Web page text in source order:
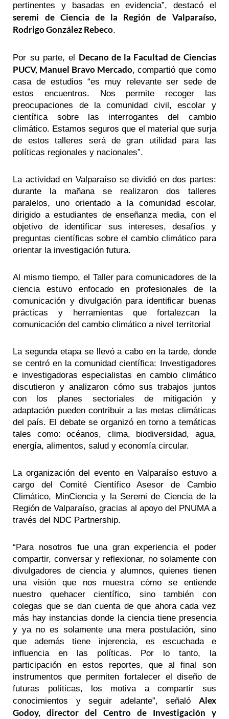
pertinentes y basadas en evidencia”, destacó el
seremi de Ciencia de la Región de Valparaíso,
Rodrigo González Rebeco.
Por su parte, el Decano de la Facultad de Ciencias
PUCV, Manuel Bravo Mercado, compartió que como
casa de estudios “es muy relevante ser sede de
estos encuentros. Nos permite recoger las
preocupaciones de la comunidad civil, escolar y
científica sobre las interrogantes del cambio
climático. Estamos seguros que el material que surja
de estos talleres será de gran utilidad para las
políticas regionales y nacionales”.
La actividad en Valparaíso se dividió en dos partes:
durante la mañana se realizaron dos talleres
paralelos, uno orientado a la comunidad escolar,
dirigido a estudiantes de enseñanza media, con el
objetivo de identificar sus intereses, desafíos y
preguntas científicas sobre el cambio climático para
orientar la investigación futura.
Al mismo tiempo, el Taller para comunicadores de la
ciencia estuvo enfocado en profesionales de la
comunicación y divulgación para identificar buenas
prácticas y herramientas que fortalezcan la
comunicación del cambio climático a nivel territorial
La segunda etapa se llevó a cabo en la tarde, donde
se centró en la comunidad científica: Investigadores
e investigadoras especialistas en cambio climático
discutieron y analizaron cómo sus trabajos juntos
con los planes sectoriales de mitigación y
adaptación pueden contribuir a las metas climáticas
del país. El debate se organizó en torno a temáticas
tales como: océanos, clima, biodiversidad, agua,
energía, alimentos, salud y economía circular.
La organización del evento en Valparaíso estuvo a
cargo del Comité Científico Asesor de Cambio
Climático, MinCiencia y la Seremi de Ciencia de la
Región de Valparaíso, gracias al apoyo del PNUMA a
través del NDC Partnership.
“Para nosotros fue una gran experiencia el poder
compartir, conversar y reflexionar, no solamente con
divulgadores de ciencia y alumnos, quienes tienen
una visión que nos muestra cómo se entiende
nuestro quehacer científico, sino también con
colegas que se dan cuenta de que ahora cada vez
más hay instancias donde la ciencia tiene presencia
y ya no es solamente una mera postulación, sino
que además tiene injerencia, es escuchada e
influencia en las políticas. Por lo tanto, la
participación en estos reportes, que al final son
instrumentos que permiten fortalecer el diseño de
futuras políticas, los motiva a compartir sus
conocimientos y seguir adelante”, señaló Alex
Godoy, director del Centro de Investigación y